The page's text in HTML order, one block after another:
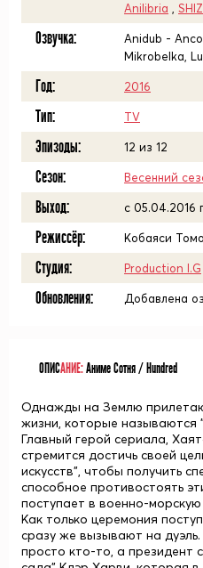
Anilibria
Озвучка:
Anidub -
Mikrobelka,
Год: 2016
Тип: TV
Эпизоды: 12 из 12
Сезон: Весенний
Выход: c 05.04.2016
Режиссёр: Кобаяси
Студия: Production I.G
Обновления: Добавлена
ОПИСАНИЕ:Аниме Сотня / Hundred
Однажды на Землю
жизни, которые называются
Главный герой сериала,
стремится достичь своей
искусств", чтобы получить
способное противостоять
поступает в военно-
Как только церемония
сразу же вызывают на
просто кто-то, а президент